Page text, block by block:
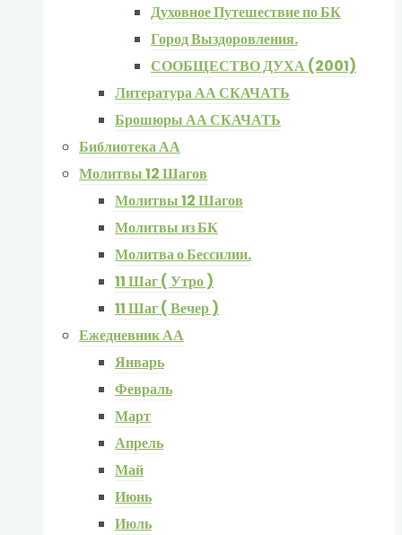
Духовное Путешествие по БК
Город Выздоровления.
СООБЩЕСТВО ДУХА (2001)
Литература АА СКАЧАТЬ
Брошюры АА СКАЧАТЬ
Библиотека АА
Молитвы 12 Шагов
Молитвы 12 Шагов
Молитвы из БК
Молитва о Бессилии.
11 Шаг ( Утро )
11 Шаг ( Вечер )
Ежедневник АА
Январь
Февраль
Март
Апрель
Май
Июнь
Июль